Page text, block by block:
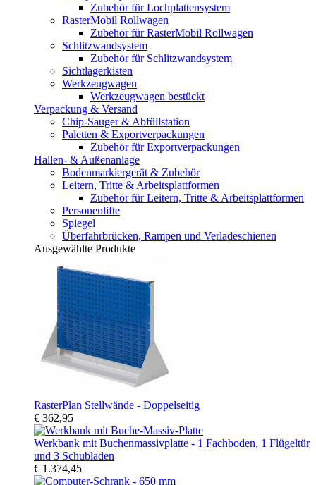
Zubehör für Lochplattensystem
RasterMobil Rollwagen
Zubehör für RasterMobil Rollwagen
Schlitzwandsystem
Zubehör für Schlitzwandsystem
Sichtlagerkisten
Werkzeugwagen
Werkzeugwagen bestückt
Verpackung & Versand
Chip-Sauger & Abfüllstation
Paletten & Exportverpackungen
Zubehör für Exportverpackungen
Hallen- & Außenanlage
Bodenmarkiergerät & Zubehör
Leitern, Tritte & Arbeitsplattformen
Zubehör für Leitern, Tritte & Arbeitsplattformen
Personenlifte
Spiegel
Überfahrbrücken, Rampen und Verladeschienen
Ausgewählte Produkte
RasterPlan Stellwände - Doppelseitig
€ 362,95
Werkbank mit Buchenmassivplatte - 1 Fachboden, 1 Flügeltür
und 3 Schubladen
€ 1.374,45